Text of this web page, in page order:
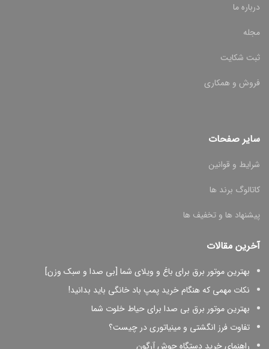
درباره ما
مجله
ثبت شکایت
فروش و همکاری
سایر صفحات
شرایط و قوانین
کاتالوگ برند ها
پیشنهاد ها و تخفیف ها
آخرین مقالات
بهترین موتور برق برای باغ و ویلای شما [بی صدا و سبک وزن]
نکات مهمی که هنگام خرید پمپ باد خانگی باید بدانید!
بهترین موتور برق بی صدا برای حیاط خلوت شما
تفاوت فرز انگشتی و مینیاتوری در چیست؟
راهنمای خرید دستگاه جوش آرگون